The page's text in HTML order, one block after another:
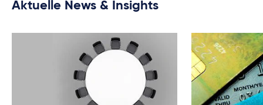
Aktuelle News & Insights